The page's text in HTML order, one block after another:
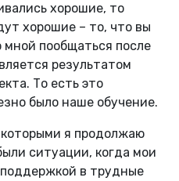
хорошие, то
хорошие – то, что вы
пообщаться после
результатом
То есть это
было наше обучение.
я продолжаю
ситуации, когда мои
в трудные